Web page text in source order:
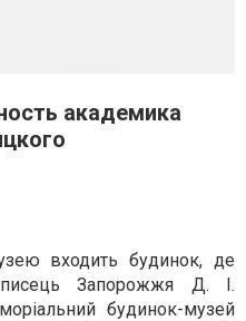
академика
входить будинок, де
Запорожжя Д. І.
будинок-музей